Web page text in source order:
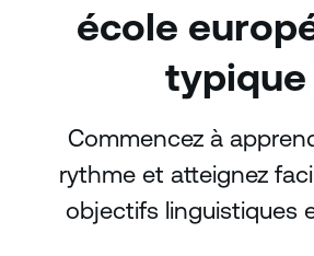
école
typique
Commencez à
rythme et atteignez
objectifs linguistiques